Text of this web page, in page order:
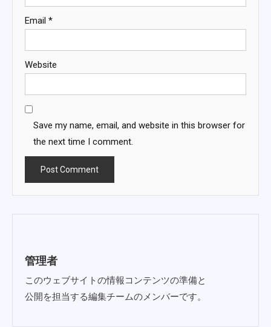
Email *
Website
Save my name, email, and website in this browser for
the next time I comment.
管理者
このウェブサイトの情報コンテンツの準備と
公開を担当する編集チームのメンバーです。